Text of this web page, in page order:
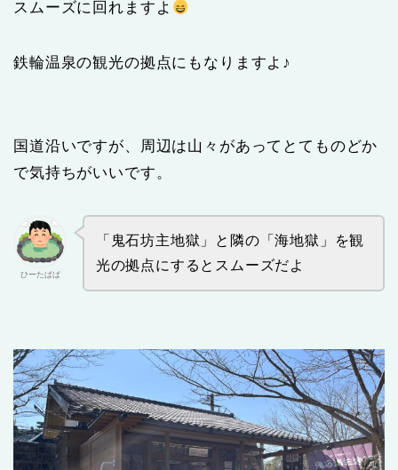
スムーズに回れますよ
鉄輪温泉の観光の拠点にもなりますよ♪
国道沿いですが、周辺は山々があってとてものどか
で気持ちがいいです。
ひーたぱぱ
「鬼石坊主地獄」と隣の「海地獄」を観
光の拠点にするとスムーズだよ